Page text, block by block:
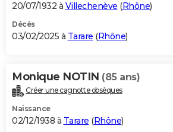
20/07/1932 à Villechenève (Rhône)
Décès
03/02/2025 à Tarare (Rhône)
Monique NOTIN (85 ans)
Créer une cagnotte obsèques
Naissance
02/12/1938 à Tarare (Rhône)